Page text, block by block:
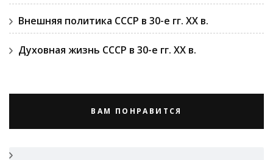
Внешняя политика СССР в 30-е гг. ХХ в.
Духовная жизнь СССР в 30-е гг. ХХ в.
ВАМ ПОНРАВИТСЯ